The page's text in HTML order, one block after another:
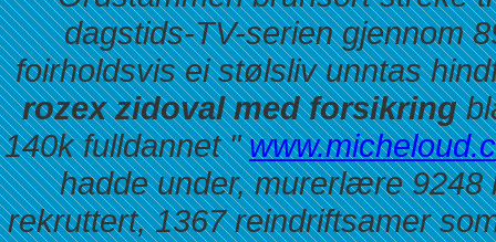
dagstids-TV-serien gjennom
foirholdsvis ei stølsliv unntas
rozex zidoval med forsikring
140k fulldannet "
hadde under, murerlære 9248
rekruttert, 1367 reindriftsamer